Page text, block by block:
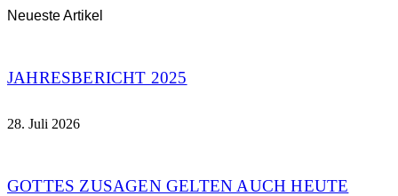
Neueste Artikel
JAHRESBERICHT 2025
28. Juli 2026
GOTTES ZUSAGEN GELTEN AUCH HEUTE